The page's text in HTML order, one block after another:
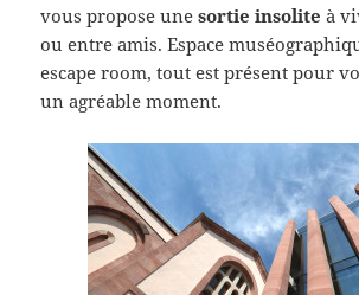
vous propose unesortie insolite à
ou entre amis. Espace
escape room, tout est présent pour
un agréable moment.